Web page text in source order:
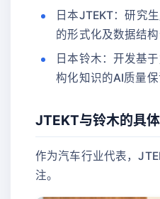
日本JTEKT：研究
的形式化及数据结
日本铃木：开发基
构化知识的AI质量
JTEKT与铃木的具
作为汽车行业代表，
注。